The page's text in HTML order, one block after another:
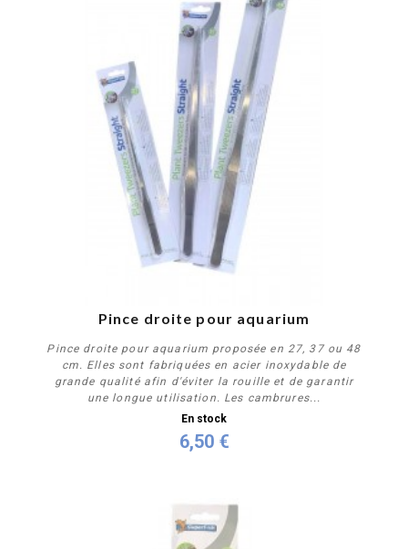
Pince droite pour aquarium
Pince droite pour aquarium proposée en 27, 37 ou 48
cm. Elles sont fabriquées en acier inoxydable de
grande qualité afin d'éviter la rouille et de garantir
une longue utilisation. Les cambrures...
En stock
6,50 €